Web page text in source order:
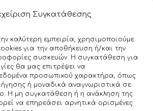
Συγκατάθεσης
καλύτερη εμπειρία, χρησιμοποιούμε
για την αποθήκευση ή/και την
συσκευών. Η συγκατάθεση για
θα μας επιτρέψει να
προσωπικού χαρακτήρα, όπως
ή μοναδικά αναγνωριστικά σε
Η μη συγκατάθεση ή η ανάκληση της
να επηρεάσει αρνητικά ορισμένες
στο Newsletter μας!
Email: